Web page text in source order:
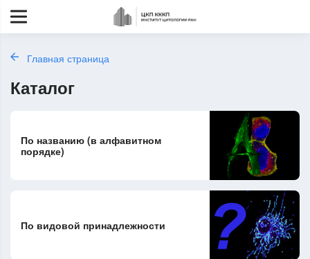
Главная страница
Каталог
По названию (в алфавитном
порядке)
По видовой принадлежности